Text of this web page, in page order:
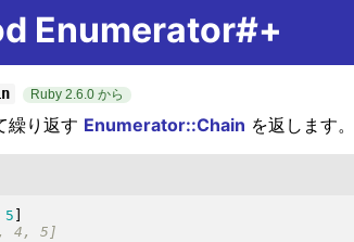
Enumerator#+
Ruby 2.6.0 から
繰り返す Enumerator::Chain を返します。
5